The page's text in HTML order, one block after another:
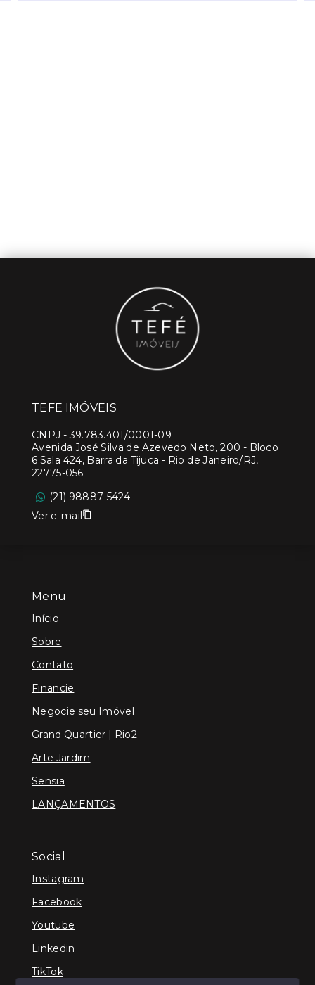
Menu
Início
Sobre
Contato
Financie
Negocie seu Imóvel
Grand Quartier | Rio2
Arte Jardim
Sensia
LANÇAMENTOS
Social
Instagram
Facebook
Youtube
Linkedin
TikTok
TEFE IMÓVEIS
CNPJ -39.783.401/0001-09
Avenida José Silva de Azevedo Neto, 200 - Bloco
6 Sala 424, Barra da Tijuca - Rio de Janeiro/RJ,
22775-056
(21) 98887-5424
Ver e-mail